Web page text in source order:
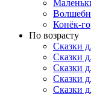
Конёк-
По возрасту
Сказки
Сказки
Сказки
Сказки
Сказки